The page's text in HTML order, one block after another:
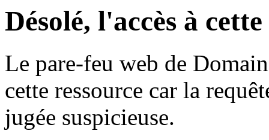
Désolé, l'accès à
Le pare-feu web de
cette ressource car la
jugée suspicieuse.